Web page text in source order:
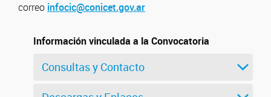
correo infocic@conicet.gov.ar
Información vinculada a la Convocatoria
Consultas y Contacto